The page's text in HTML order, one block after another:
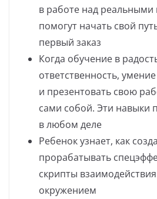
в работе над реальными
помогут начать свой
первый заказ
Когда обучение в
ответственность,
и презентовать свою
сами собой. Эти навыки
в любом деле
Ребенок узнает, как
прорабатывать
скрипты
окружением